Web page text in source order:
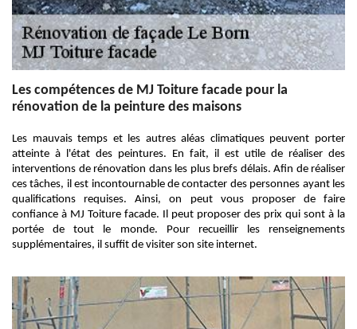
Les compétences de MJ Toiture facade pour la
rénovation de la peinture des maisons
Les mauvais temps et les autres aléas climatiques peuvent porter
atteinte à l'état des peintures. En fait, il est utile de réaliser des
interventions de rénovation dans les plus brefs délais. Afin de réaliser
ces tâches, il est incontournable de contacter des personnes ayant les
qualifications requises. Ainsi, on peut vous proposer de faire
confiance à MJ Toiture facade. Il peut proposer des prix qui sont à la
portée de tout le monde. Pour recueillir les renseignements
supplémentaires, il suffit de visiter son site internet.